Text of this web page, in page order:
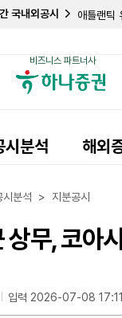
국내외공시
애틀랜틱
인터내셔
리전스
오마트
웨어 푸
애피언, 2
테혼 랜
비즈니스 파트너사
시분석 해외
분석 > 지분공시
상무, 코
입력 2026-07-08 17:11